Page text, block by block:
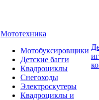
Мототехника
Мотобуксировщики
Детские багги
Квадроциклы
Снегоходы
Электроскутеры
Квадроциклы и